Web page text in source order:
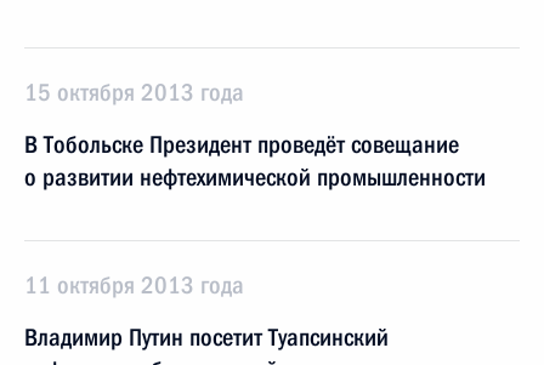
15 октября 2013 года
В Тобольске Президент проведёт совещание
о развитии нефтехимической промышленности
11 октября 2013 года
Владимир Путин посетит Туапсинский